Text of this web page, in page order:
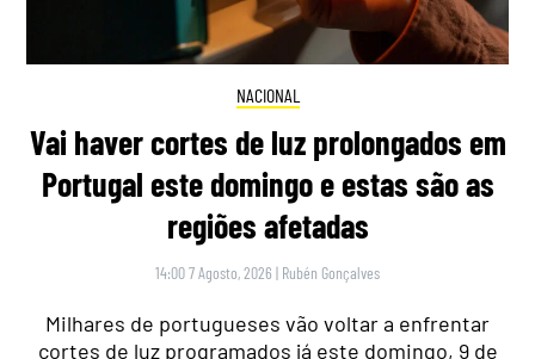
NACIONAL
Vai haver cortes de luz prolongados em
Portugal este domingo e estas são as
regiões afetadas
14:00 7 Agosto, 2026 | Rubén Gonçalves
Milhares de portugueses vão voltar a enfrentar
cortes de luz programados já este domingo, 9 de